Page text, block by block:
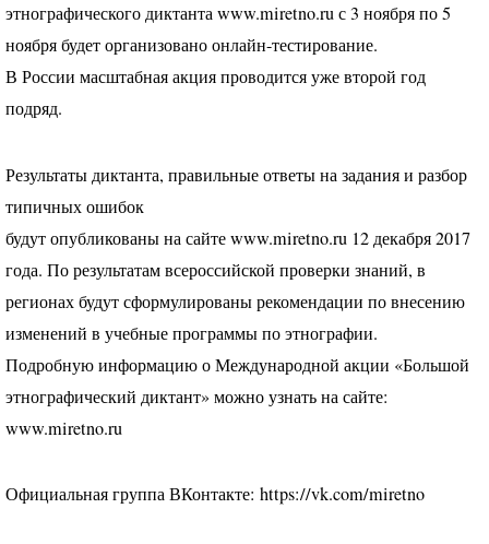
этнографического диктанта www.miretno.ru с 3 ноября по 5
ноября будет организовано онлайн-тестирование.
В России масштабная акция проводится уже второй год
подряд.
Результаты диктанта, правильные ответы на задания и разбор
типичных ошибок
будут опубликованы на сайте www.miretno.ru 12 декабря 2017
года. По результатам всероссийской проверки знаний, в
регионах будут сформулированы рекомендации по внесению
изменений в учебные программы по этнографии.
Подробную информацию о Международной акции «Большой
этнографический диктант» можно узнать на сайте:
www.miretno.ru
Официальная группа ВКонтакте: https://vk.com/miretno